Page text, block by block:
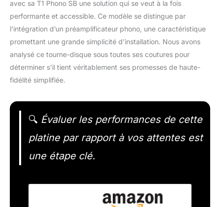
avec sa T1 Phono SB une solution qui se veut à la fois
performante et accessible. Ce modèle se distingue par
l’intégration d’un préamplificateur phono, une caractéristique
promettant une grande simplicité d’installation. Nous avons
analysé ce tourne-disque sous toutes ses coutures pour
déterminer s’il tient véritablement ses promesses de haute-
fidélité simplifiée.
🔍 Évaluer les performances de cette
platine par rapport à vos attentes est
une étape clé.